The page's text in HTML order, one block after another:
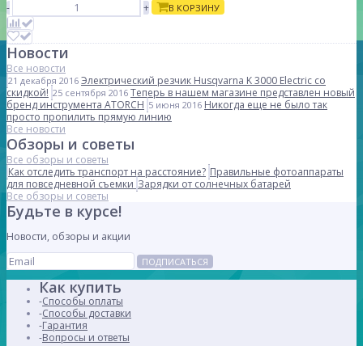
-
+ В КОРЗИНУ
Новости
Все новости
21 декабря 2016 Электрический резчик Husqvarna K 3000 Electric со
скидкой! 25 сентября 2016 Теперь в нашем магазине представлен новый
бренд инструмента ATORCH 5 июня 2016 Никогда еще не было так
просто пропилить прямую линию
Все новости
Обзоры и советы
Все обзоры и советы
Как отследить транспорт на расстояние? Правильные фотоаппараты
для повседневной съемки Зарядки от солнечных батарей
Все обзоры и советы
Будьте в курсе!
Новости, обзоры и акции
ПОДПИСАТЬСЯ
Как купить
Способы оплаты
Способы доставки
Гарантия
Вопросы и ответы